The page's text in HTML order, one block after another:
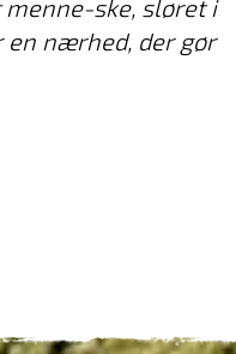
ske, sløret i
en nærhed, der gør